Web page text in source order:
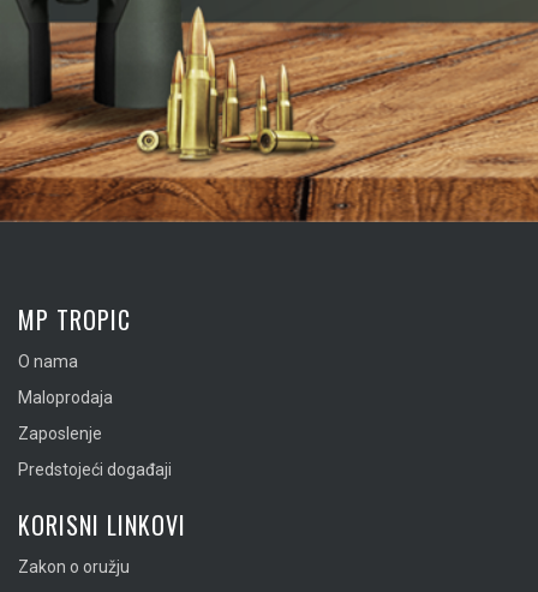
MP TROPIC
O nama
Maloprodaja
Zaposlenje
Predstojeći događaji
KORISNI LINKOVI
Zakon o oružju